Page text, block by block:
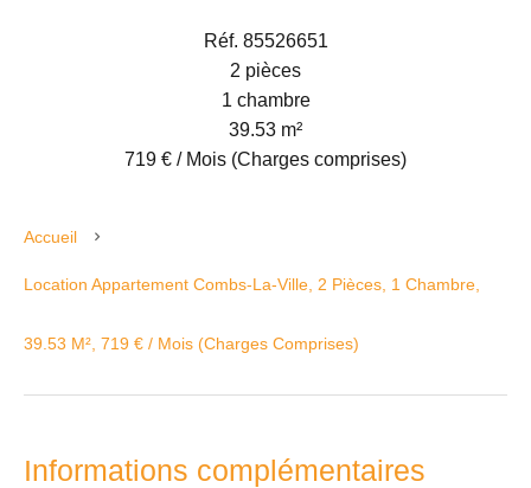
Réf. 85526651
2 pièces
1 chambre
39.53 m²
719 € / Mois (Charges comprises)
Accueil
Location Appartement Combs-La-Ville, 2 Pièces, 1 Chambre,
39.53 M², 719 € / Mois (Charges Comprises)
Informations complémentaires